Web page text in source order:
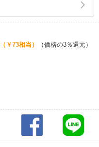
￥73相当） （価格の3％還元）